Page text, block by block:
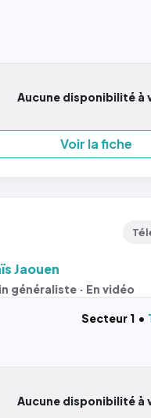
Aucune disponibilité à
Voir la fiche
Jaouen
généraliste · En vidéo
Secteur 1
Aucune disponibilité à